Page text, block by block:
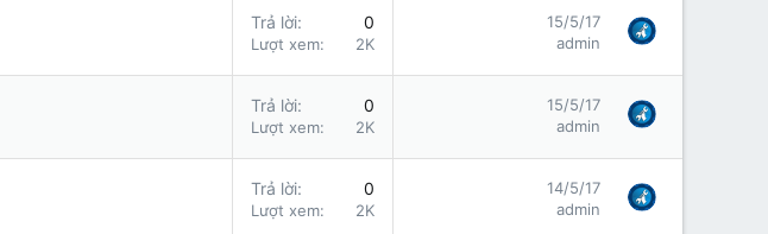
Trả lời 0
Lượt xem 2K
15/5/17
admin
Trả lời 0
Lượt xem 2K
15/5/17
admin
Trả lời 0
Lượt xem 2K
14/5/17
admin